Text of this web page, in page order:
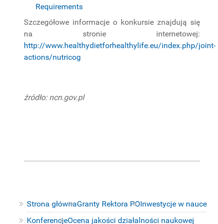
Strona głównaGranty Rektora POInwestycje w nauce
KonferencjeOcena jakości działalności naukowej
Requirements
Szczegółowe informacje o konkursie znajdują się
na stronie internetowej:
http://www.healthydietforhealthylife.eu/index.php/joint-
actions/nutricog
źródło: ncn.gov.pl